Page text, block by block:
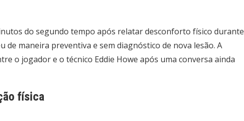
do segundo tempo após relatar desconforto físico durante
de maneira preventiva e sem diagnóstico de nova lesão. A
o jogador e o técnico Eddie Howe após uma conversa ainda
física